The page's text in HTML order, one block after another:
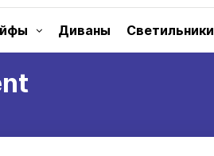
Диваны Светильники